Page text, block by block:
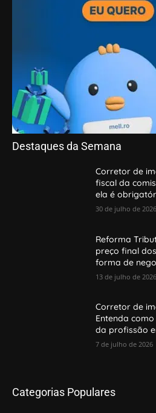
Destaques da Semana
Corretor de
fiscal da
ela é
30 de julho de 2026
Reforma
preço final
forma de
13 de julho de 2026
Corretor de
Entenda
da profissão
7 de julho de 2026
Categorias Populares